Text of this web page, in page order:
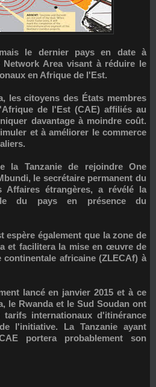
Network Area visant à réduire le
en Afrique de l'Est.
, les citoyens des États membres
de l'Est (CAE) affiliés au
davantage à moindre coût.
et à améliorer le commerce
la Tanzanie de rejoindre One
, le secrétaire permanent du
Affaires étrangères, a révélé la
du pays en présence du
espère également que la zone de
et facilitera la mise en œuvre de
continentale africaine (ZLECAf) à
lancé en janvier 2015 et à ce
le Rwanda et le Sud Soudan ont
internationaux d'itinérance
l'initiative. La Tanzanie ayant
portera probablement son